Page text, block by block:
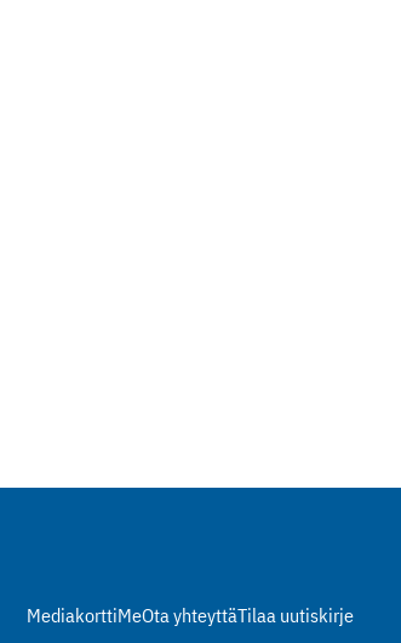
MediakorttiMeOta yhteyttäTilaa uutiskirje